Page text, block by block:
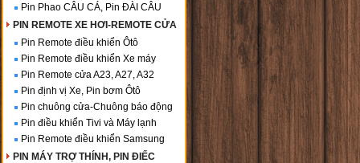
Pin Phao CÂU CÁ, Pin ĐÀI CÂU
PIN REMOTE XE HƠI-REMOTE CỬA
Pin Remote điều khiển Ôtô
Pin Remote điều khiển Xe máy
Pin Remote cửa A23, A27, A32
Pin định vị Xe, Pin bơm Ôtô
Pin chuông cửa-Chuông báo động
Pin điều khiển Tivi và Máy lạnh
Pin Remote điều khiển Samsung
PIN MÁY TRỢ THÍNH, PIN ĐIẾC